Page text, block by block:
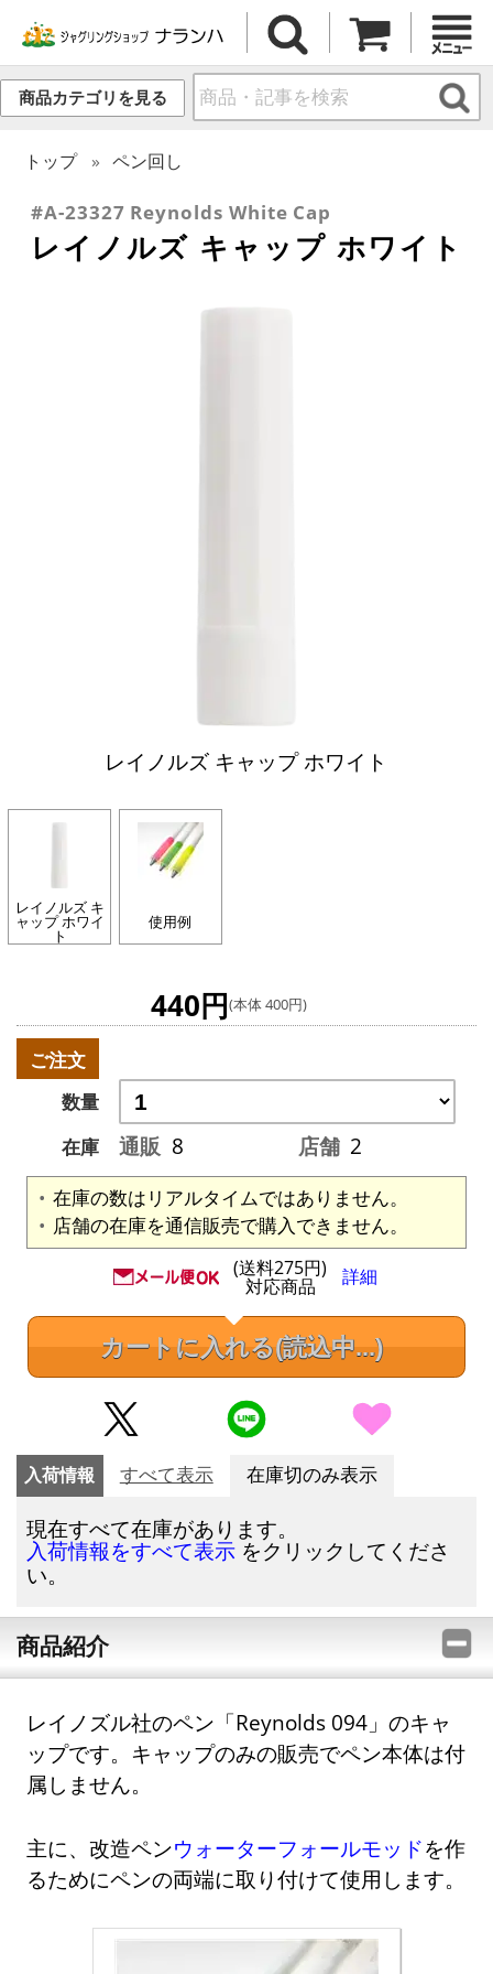
商品カテゴリを見る
トップ ペン回し
#A-23327 Reynolds White Cap
レイノルズ キャップ ホワイト
レイノルズ キャップ ホワイト
レイノルズ キ
ャップ ホワイ
ト
使用例
440円(本体 400円)
ご注文
数量
在庫
通販 8 店舗 2
在庫の数はリアルタイムではありません。
店舗の在庫を通信販売で購入できません。
(送料275円)
対応商品 詳細
カートに入れる(読込中...)
入荷情報 すべて表示 在庫切のみ表示
現在すべて在庫があります。
入荷情報をすべて表示 をクリックしてくださ
い。
商品紹介
レイノズル社のペン「Reynolds 094」のキャ
ップです。キャップのみの販売でペン本体は付
属しません。
主に、改造ペンウォーターフォールモッドを作
るためにペンの両端に取り付けて使用します。